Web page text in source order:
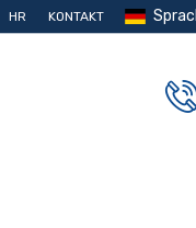
HR KONTAKT